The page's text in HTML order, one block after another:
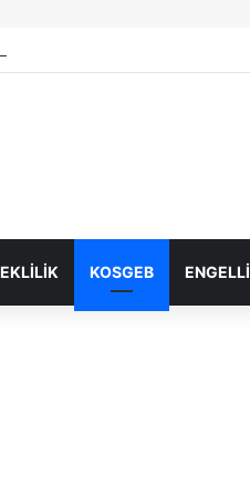
KOSGEB ENGELLI